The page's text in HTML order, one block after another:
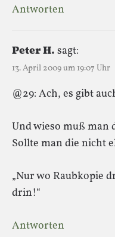
Antworten
Peter H. sagt:
13. April 2009 um 19:07 Uhr
@29: Ach, es gibt
Und wieso muß man
Sollte man die nicht
„Nur wo Raubkopie
drin!“
Antworten